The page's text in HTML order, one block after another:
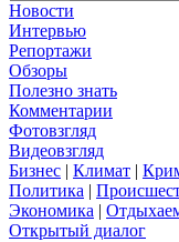
Новости
Интервью
Репортажи
Обзоры
Полезно знать
Комментарии
Фотовзгляд
Видеовзгляд
Бизнес | Климат |
Политика |
Экономика |
Открытый диалог